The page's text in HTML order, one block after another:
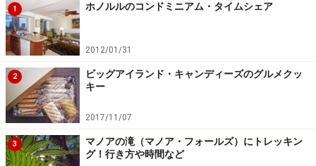
1 ホノルルのコンドミニアム・タイムシェア
2012/01/31
2
ビッグアイランド・キャンディーズのグルメクッ
キー
2017/11/07
3
マノアの滝（マノア・フォールズ）にトレッキン
グ！行き方や時間など